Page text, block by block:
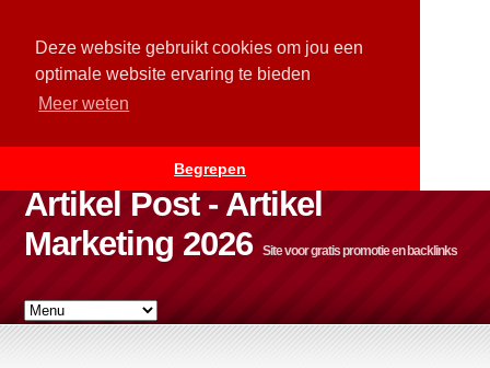
Deze website gebruikt cookies om jou een
optimale website ervaring te bieden
Meer weten
Begrepen
Artikel Post - Artikel
Marketing 2026
Site voor gratis promotie en backlinks